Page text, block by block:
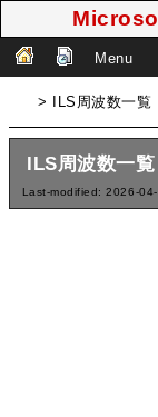
Menu
> ILS周波数一覧
ILS周波数一覧
Last-modified: 2026-